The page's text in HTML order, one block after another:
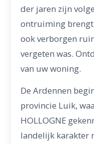
der jaren zijn
ontruiming brengt
ook verborgen
vergeten was.
van uw woning.
De Ardennen
provincie Luik,
HOLLOGNE
landelijk karakter